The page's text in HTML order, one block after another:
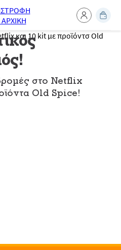
στο Netflix
Old Spice!